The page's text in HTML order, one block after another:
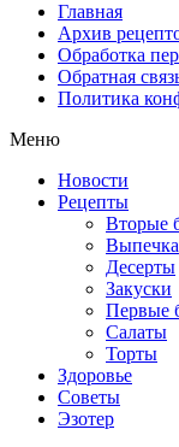
Главная
Архив
Обработка
Обратная
Политика
Меню
Новости
Рецепты
Вторые
Выпечка
Десерты
Закуски
Первые
Салаты
Торты
Здоровье
Советы
Эзотер